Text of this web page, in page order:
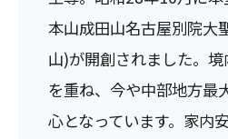
本山成田山名古屋別院大
山)が開創されました。
を重ね、今や中部地方最
心となっています。家内